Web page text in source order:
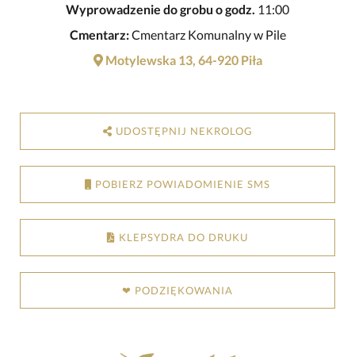
Wyprowadzenie do grobu o godz. 11:00
Cmentarz:Cmentarz Komunalny w Pile
Motylewska 13, 64-920 Piła
UDOSTĘPNIJ NEKROLOG
POBIERZ POWIADOMIENIE SMS
KLEPSYDRA DO DRUKU
❤ PODZIĘKOWANIA